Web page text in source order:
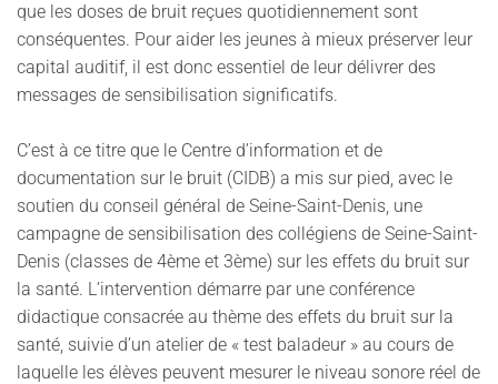
que les doses de bruit reçues quotidiennement sont
conséquentes. Pour aider les jeunes à mieux préserver leur
capital auditif, il est donc essentiel de leur délivrer des
messages de sensibilisation significatifs.
C’est à ce titre que le Centre d’information et de
documentation sur le bruit (CIDB) a mis sur pied, avec le
soutien du conseil général de Seine-Saint-Denis, une
campagne de sensibilisation des collégiens de Seine-Saint-
Denis (classes de 4ème et 3ème) sur les effets du bruit sur
la santé. L’intervention démarre par une conférence
didactique consacrée au thème des effets du bruit sur la
santé, suivie d’un atelier de « test baladeur » au cours de
laquelle les élèves peuvent mesurer le niveau sonore réel de